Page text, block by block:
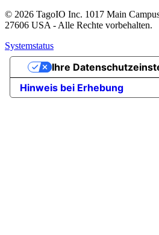
© 2026 TagoIO Inc. 1017 Main
27606 USA - Alle Rechte vorbehalten.
Systemstatus
Hinweis bei Erhebung
Ihre